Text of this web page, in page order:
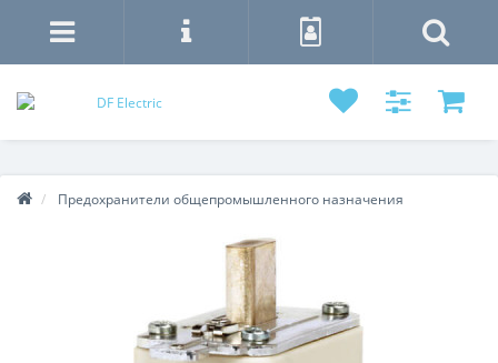
Предохранители общепромышленного назначения